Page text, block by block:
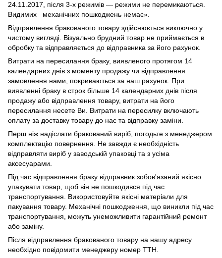
24.11.2017, після 3-х режимів — режими не перемикаються.
Видимих механічних пошкоджень немає».
Відправлення бракованого товару здійснюється виключно у
чистому вигляді. Візуально брудний товар не приймається в
обробку та відправляється до відправника за його рахунок.
Витрати на пересилання браку, виявленого протягом 14
календарних днів з моменту продажу чи відправлення
замовлення нами, покриваються за наш рахунок. При
виявленні браку в строк більше 14 календарних днів після
продажу або відправлення товару, витрати на його
пересилання несете Ви. Витрати на пересилку включають
оплату за доставку товару до нас та відправку заміни.
Перш ніж надіслати бракований виріб, погодьте з менеджером
комплектацію повернення. Не завжди є необхідність
відправляти виріб у заводській упаковці та з усіма
аксесуарами.
Під час відправлення браку відправник зобов'язаний якісно
упакувати товар, щоб він не пошкодився під час
транспортування. Використовуйте якісні матеріали для
пакування товару. Механічні пошкодження, що виникли під час
транспортування, можуть унеможливити гарантійний ремонт
або заміну.
Після відправлення бракованого товару на нашу адресу
необхідно повідомити менеджеру номер ТТН.